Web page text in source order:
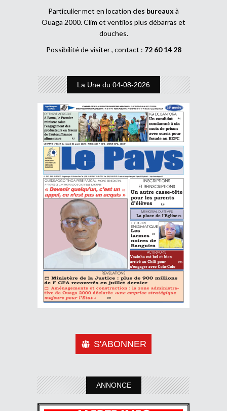
Particulier met en location des bureaux à
Ouaga 2000. Clim et ventilos plus débarras et
douches.
Possibilité de visiter , contact : 72 60 14 28
La Une du 04-08-2026
S'ABONNER
ANNONCE